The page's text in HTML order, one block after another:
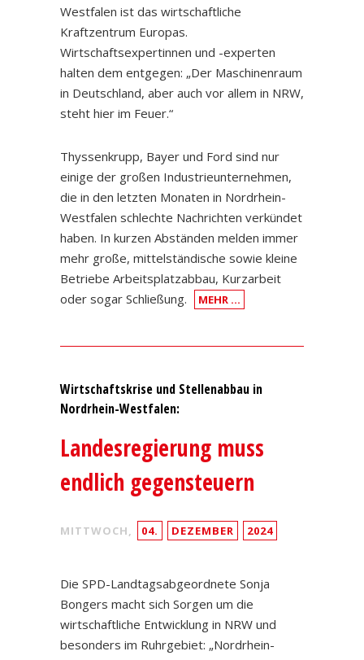
Westfalen ist das wirtschaftliche
Kraftzentrum Europas.
Wirtschaftsexpertinnen und -experten
halten dem entgegen: „Der Maschinenraum
in Deutschland, aber auch vor allem in NRW,
steht hier im Feuer.“
Thyssenkrupp, Bayer und Ford sind nur
einige der großen Industrieunternehmen,
die in den letzten Monaten in Nordrhein-
Westfalen schlechte Nachrichten verkündet
haben. In kurzen Abständen melden immer
mehr große, mittelständische sowie kleine
Betriebe Arbeitsplatzabbau, Kurzarbeit
oder sogar Schließung.
MEHR …
Wirtschaftskrise und Stellenabbau in
Nordrhein-Westfalen:
Landesregierung muss
endlich gegensteuern
MITTWOCH, 04. DEZEMBER 2024
Die SPD-Landtagsabgeordnete Sonja
Bongers macht sich Sorgen um die
wirtschaftliche Entwicklung in NRW und
besonders im Ruhrgebiet: „Nordrhein-